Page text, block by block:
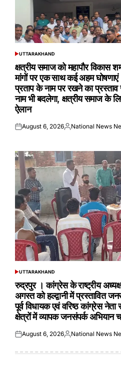
POSTED
UTTARAKHAND
क्षत्रीय समाज को महापौर विकास
मांगों पर एक साथ कई अहम घोषणाएं
प्रताप के नाम पर रखने का
नाम भी बदलेगा, क्षत्रीय समाज के
ऐलान
Posted
August 6, 2026Posted
National News
POSTED
UTTARAKHAND
रुद्रपुर । कांग्रेस के राष्ट्रीय
अगस्त को हल्द्वानी में प्रस्तावित
पूर्व विधायक एवं वरिष्ठ कांग्रेस
क्षेत्रों में व्यापक जनसंपर्क अभियान
Posted
August 6, 2026Posted
National News